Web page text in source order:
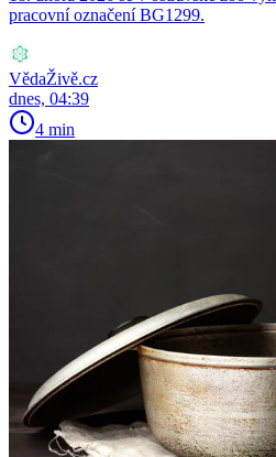
pracovní označení BG1299.
VědaŽivě.cz
dnes, 04:39
4 min